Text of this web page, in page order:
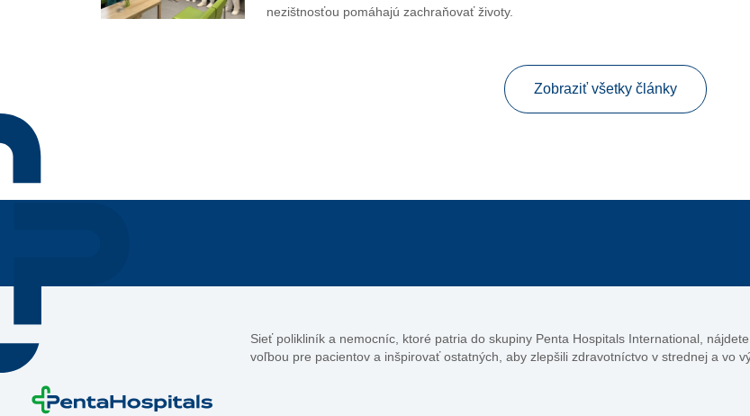
nezištnosťou pomáhajú zachraňovať životy.
Zobraziť všetky články
Sieť polikliník a nemocníc, ktoré patria do skupiny Penta Hospitals International,
voľbou pre pacientov a inšpirovať ostatných, aby zlepšili zdravotníctvo v strednej a vo